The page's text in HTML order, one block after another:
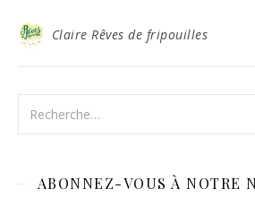
Claire Rêves de fripouilles
ABONNEZ-VOUS À NOTRE